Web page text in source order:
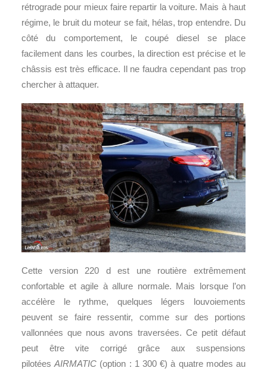
rétrograde pour mieux faire repartir la voiture. Mais à haut
régime, le bruit du moteur se fait, hélas, trop entendre. Du
côté du comportement, le coupé diesel se place
facilement dans les courbes, la direction est précise et le
châssis est très efficace. Il ne faudra cependant pas trop
chercher à attaquer.
Cette version 220 d est une routière extrêmement
confortable et agile à allure normale. Mais lorsque l’on
accélère le rythme, quelques légers louvoiements
peuvent se faire ressentir, comme sur des portions
vallonnées que nous avons traversées. Ce petit défaut
peut être vite corrigé grâce aux suspensions
pilotéesAIRMATIC (option : 1 300 €) à quatre modes au